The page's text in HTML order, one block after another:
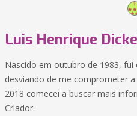
Luis Henrique
Nascido em outubro de 1983, fui
desviando de me comprometer
2018 comecei a buscar mais
Criador.